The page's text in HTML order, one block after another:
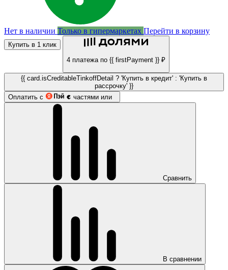
Нет в наличии Только в гипермаркетах Перейти в корзину
Купить в 1 клик
4 платежа по {{ firstPayment }} ₽
{{ card.isCreditableTinkoffDetail ? 'Купить в кредит' : 'Купить в
рассрочку' }}
Оплатить с
частями или
Сравнить
В сравнении